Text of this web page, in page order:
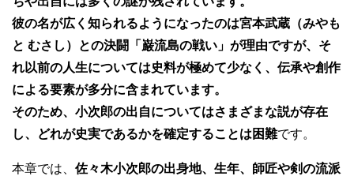
彼の名が広く知られるようになったのは宮本武蔵（みやも
と むさし）との決闘「巌流島の戦い」が理由ですが、そ
れ以前の人生については史料が極めて少なく、伝承や創作
による要素が多分に含まれています。
そのため、小次郎の出自についてはさまざまな説が存在
し、どれが史実であるかを確定することは困難です。
本章では、 佐々木小次郎の出身地、生年、師匠や剣の流派